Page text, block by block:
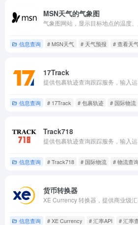
MSN天气的气象图
气象图网站，显示目标地点的温度、
信息查询 # MSN天气 # 天气预报 # 查看天
17Track
提供包裹轨迹查询跟踪服务，输入
信息查询 # 17Track # 包裹轨迹 # 国际物流
Track718
信息查询 # Track718 # 国际物流 # 物流查询
货币转换器
XE Currency 转换器，提供商业级汇
信息查询 # XE Currency # 汇率API # 汇率